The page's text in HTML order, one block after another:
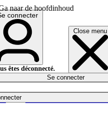
naar de hoofdinhoud
Close menu
connecter
êtes déconnecté.
Se connecter